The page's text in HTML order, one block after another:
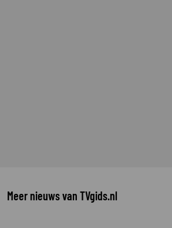
Meer nieuws van TVgids.nl